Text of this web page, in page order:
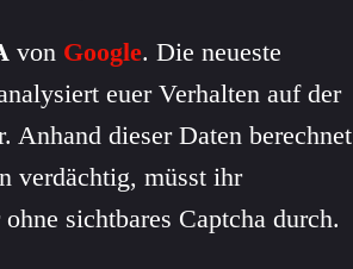
von Google. Die neueste
euer Verhalten auf der
Anhand dieser Daten berechnet
verdächtig, müsst ihr
sichtbares Captcha durch.